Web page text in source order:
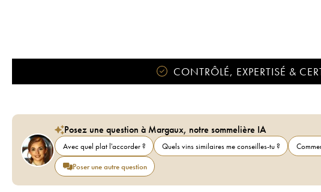
CONTRÔLÉ, EXPERTISÉ &
Posez une question à Margaux, notre sommelière IA
Avec quel plat l'accorder ? Quels vins similaires me conseilles-tu ?
Poser une autre question